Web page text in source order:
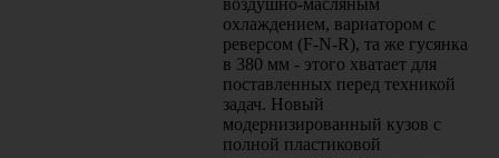
воздушно-масляным
охлаждением, вариатором с
реверсом (F-N-R), та же гусянка
в 380 мм - этого хватает для
поставленных перед техникой
задач. Новый
модернизированный кузов с
полной пластиковой